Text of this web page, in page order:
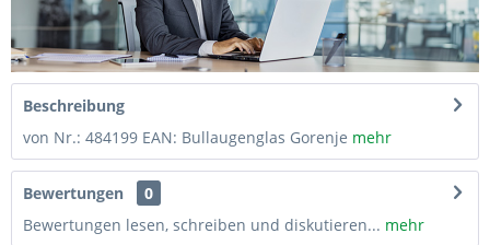
Beschreibung
von Nr.: 484199 EAN: Bullaugenglas Gorenje mehr
Bewertungen
0
Bewertungen lesen, schreiben und diskutieren... mehr